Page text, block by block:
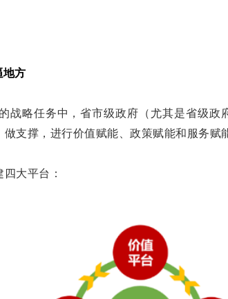
地方
战略任务中，省市级政府（尤其是省级
支撑，进行价值赋能、政策赋能和服务赋
大平台：